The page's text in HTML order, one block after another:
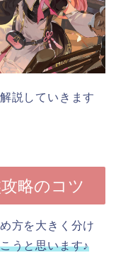
説していきます
略のコツ
方を大きく分け
うと思います♪